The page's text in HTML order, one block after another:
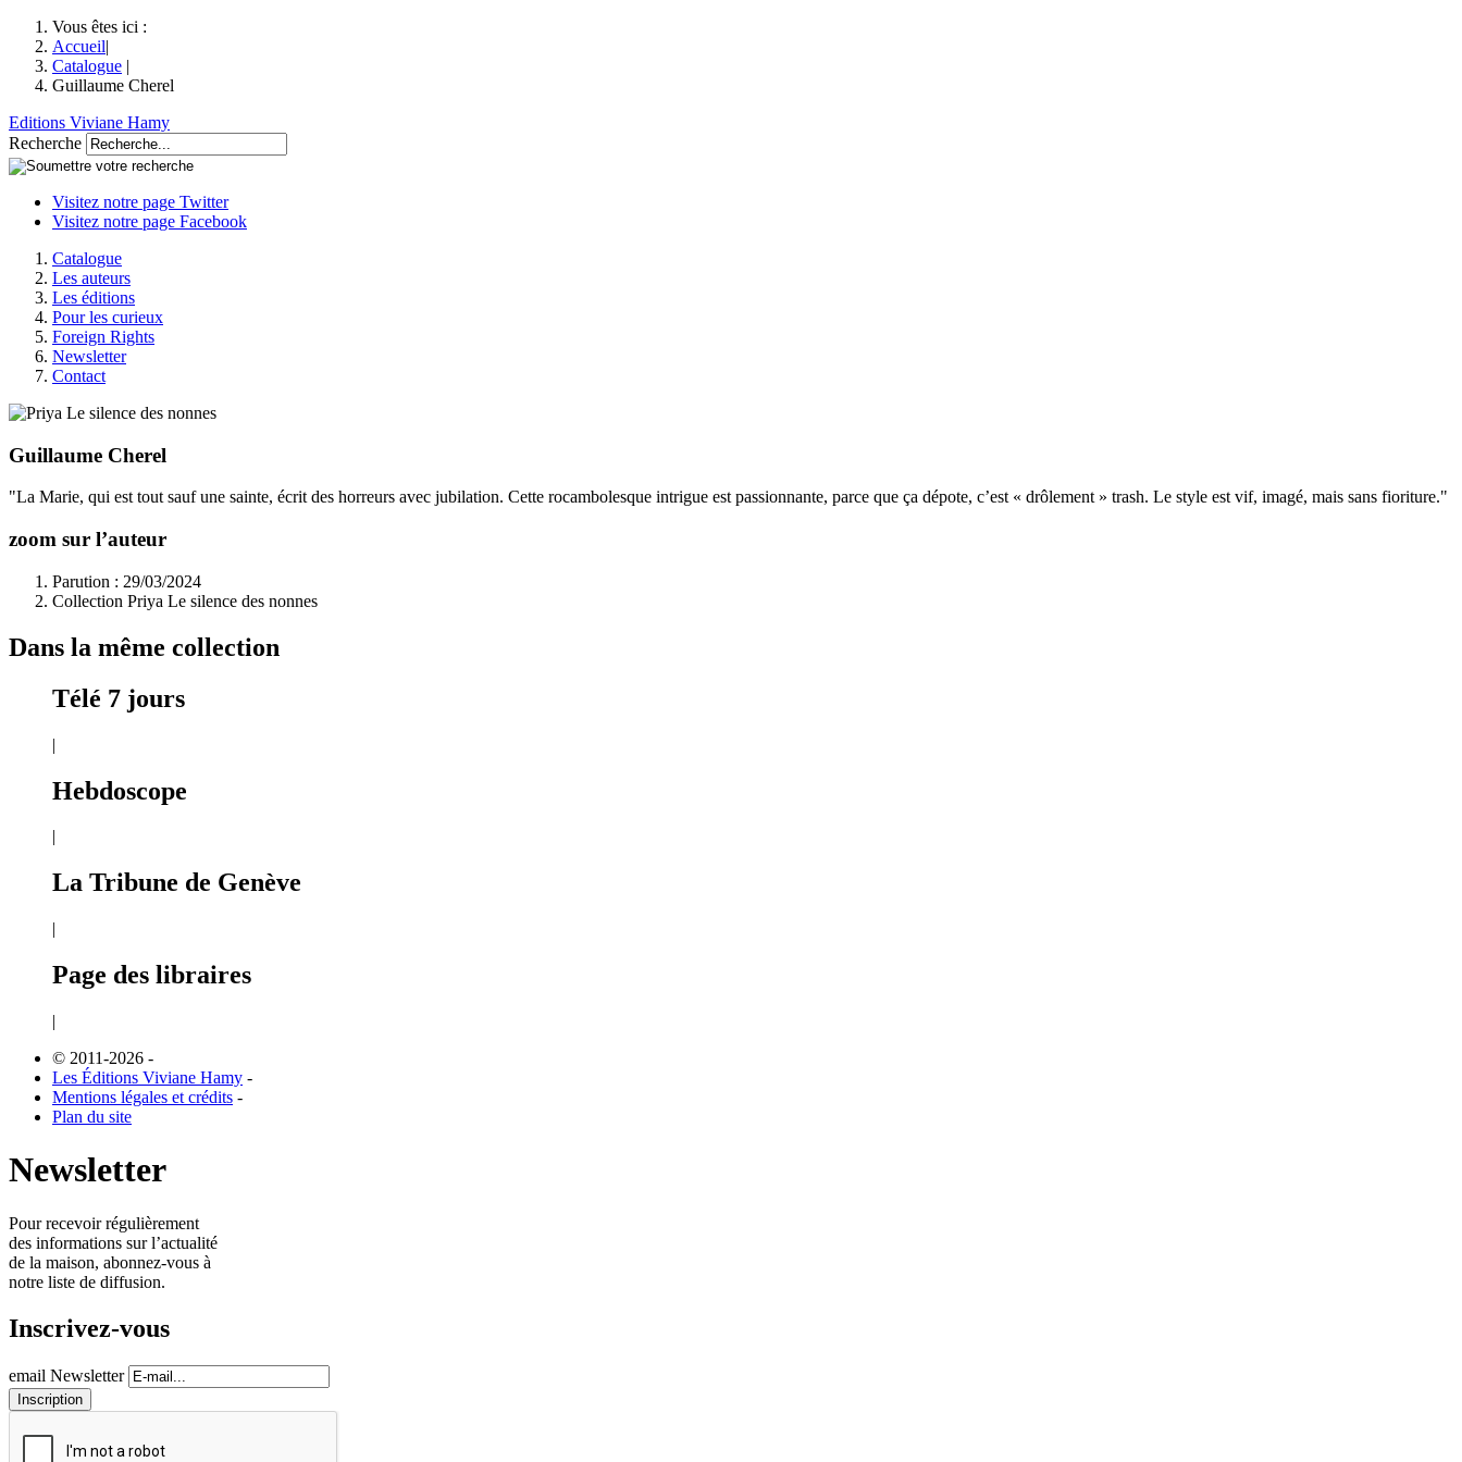
Vous êtes ici :
Accueil|
Catalogue |
Guillaume Cherel
Editions Viviane Hamy
Recherche
Visitez notre page Twitter
Visitez notre page Facebook
Catalogue
Les auteurs
Les éditions
Pour les curieux
Foreign Rights
Newsletter
Contact
Guillaume Cherel
"La Marie, qui est tout sauf une sainte, écrit des horreurs avec jubilation. Cette rocambolesque intrigue est passionnante, parce que ça dépote, c’est « drôlement » trash. Le style est vif, imagé, mais sans fioriture."
zoom sur l’auteur
Parution : 29/03/2024
Collection Priya Le silence des nonnes
Dans la même collection
Télé 7 jours
|
Hebdoscope
|
La Tribune de Genève
|
Page des libraires
|
© 2011-2026 -
Les Éditions Viviane Hamy -
Mentions légales et crédits -
Plan du site
Newsletter
Pour recevoir régulièrement
des informations sur l’actualité
de la maison, abonnez-vous à
notre liste de diffusion.
Inscrivez-vous
email Newsletter